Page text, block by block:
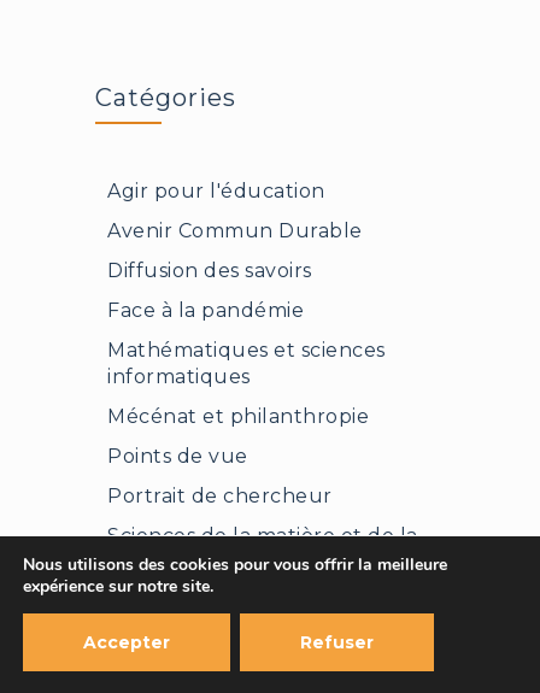
Catégories
Agir pour l'éducation
Avenir Commun Durable
Diffusion des savoirs
Face à la pandémie
Mathématiques et sciences
informatiques
Mécénat et philanthropie
Points de vue
Portrait de chercheur
Sciences de la matière et de la
vie
Nous utilisons des cookies pour vous offrir la meilleure
expérience sur notre site.
Accepter Refuser